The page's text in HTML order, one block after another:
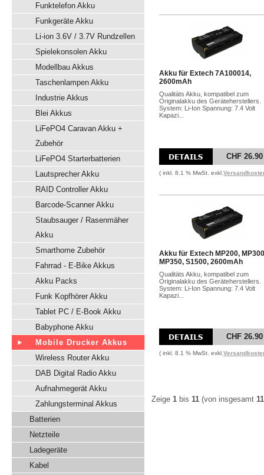
Funktelefon Akku
Funkgeräte Akku
Li-ion 3.6V / 3.7V Rundzellen
Spielekonsolen Akku
Modellbau Akkus
Taschenlampen Akku
Industrie Akkus
Blei Akkus
LiFePO4 Caravan Akku +
Zubehör
LiFePO4 Starterbatterien
Lautsprecher Akku
RAID Controller Akku
Barcode-Scanner Akku
Staubsauger / Rasenmäher
Akku
Smarthome Zubehör
Fahrrad - E-Bike Akkus
Akku Packs
Funk Kopfhörer Akku
Tablet PC / E-Book Akku
Babyphone Akku
Mobile Drucker Akkus
Wireless Router Akku
DAB Digital Radio Akku
Aufnahmegerät Akku
Zahlungsterminal Akkus
Batterien
Netzteile
Ladegeräte
Kabel
Akku für Extech 7A100014,
2600mAh
Qualitäts Akku, kompatibel zum
Originalakku des Geräteherstellers.
System: Li-Ion Spannung: 7.4 Volt
Kapazi...
CHF 26.90
( inkl. 8.1 % MwSt. exkl.
Akku für Extech MP200,
MP350, S1500, 2600mAh
Qualitäts Akku, kompatibel zum
Originalakku des Geräteherstellers.
System: Li-Ion Spannung: 7.4 Volt
Kapazi...
CHF 26.90
( inkl. 8.1 % MwSt. exkl.
Zeige 1 bis 11 (von insgesamt 11